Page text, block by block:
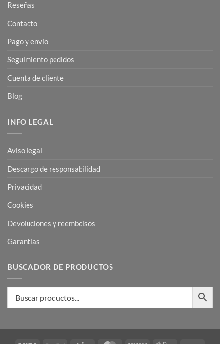
Reseñas
Contacto
Pago y envío
Seguimiento pedidos
Cuenta de cliente
Blog
INFO LEGAL
Aviso legal
Descargo de responsabilidad
Privacidad
Cookies
Devoluciones y reembolsos
Garantias
BUSCADOR DE PRODUCTOS